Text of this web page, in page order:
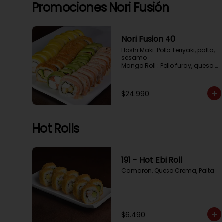
California Caprese: Tomate,
Promociones Nori Fusión
Nori Fusion 40
Hoshi Maki: Pollo Teriyaki, palta,
sesamo
Mango Roll : Pollo furay, queso
Avocado Oriental: Salmon,
Kanikama, Queso crema,
$24.990
Hot Rolls
191 - Hot Ebi Roll
Camaron, Queso Crema, Palta
$6.490